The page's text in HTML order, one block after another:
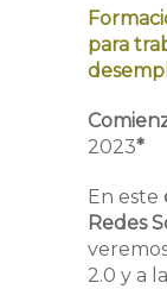
para
2023*
En este
Redes
2.0 y a